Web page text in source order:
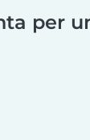
per